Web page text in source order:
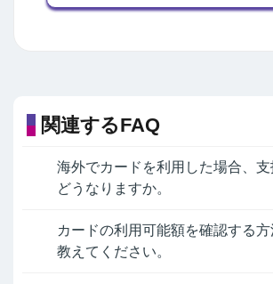
関連するFAQ
海外でカードを利用した場合、
どうなりますか。
カードの利用可能額を確認する
教えてください。